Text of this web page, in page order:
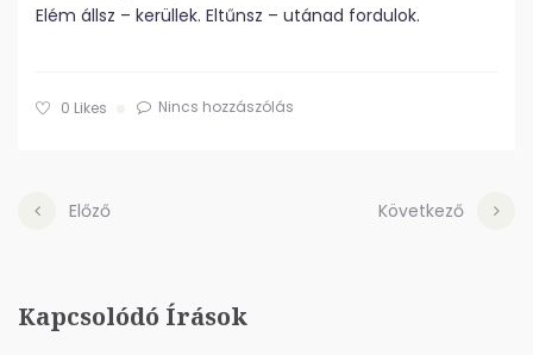
Elém állsz – kerüllek. Eltűnsz – utánad fordulok.
0 Likes Nincs hozzászólás
Előző Következő
Kapcsolódó Írások